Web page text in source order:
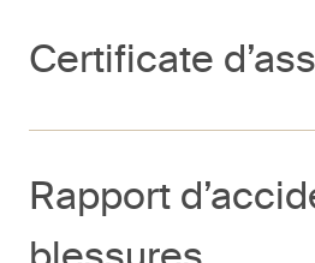
Certificate
Rapport